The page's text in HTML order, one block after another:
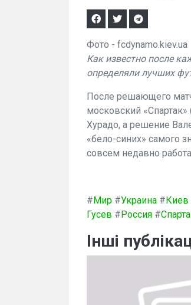
Фото - fcdynamo.kiev.ua
Как известно после
определяли лучших
После решающего
московский
Хурадо, а решение
«бело-синих» самого
совсем недавно
#Мир #Украина #Киев
Гусев #Россия #
Інші